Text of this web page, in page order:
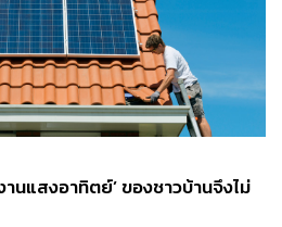
นแสงอาทิตย์’ ของชาวบ้านจึงไม่